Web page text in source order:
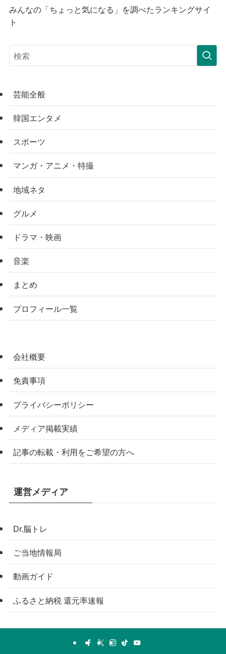
みんなの「ちょっと気になる」を調べたランキングサイ
ト
芸能全般
韓国エンタメ
スポーツ
マンガ・アニメ・特撮
地域ネタ
グルメ
ドラマ・映画
音楽
まとめ
プロフィール一覧
会社概要
免責事項
プライバシーポリシー
メディア掲載実績
記事の転載・利用をご希望の方へ
運営メディア
Dr.脳トレ
ご当地情報局
動画ガイド
ふるさと納税 還元率速報